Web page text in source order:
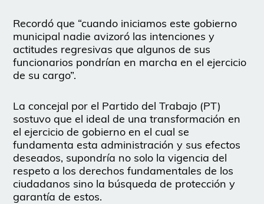
Recordó que “cuando iniciamos este gobierno
municipal nadie avizoró las intenciones y
actitudes regresivas que algunos de sus
funcionarios pondrían en marcha en el ejercicio
de su cargo”.
La concejal por el Partido del Trabajo (PT)
sostuvo que el ideal de una transformación en
el ejercicio de gobierno en el cual se
fundamenta esta administración y sus efectos
deseados, supondría no solo la vigencia del
respeto a los derechos fundamentales de los
ciudadanos sino la búsqueda de protección y
garantía de estos.